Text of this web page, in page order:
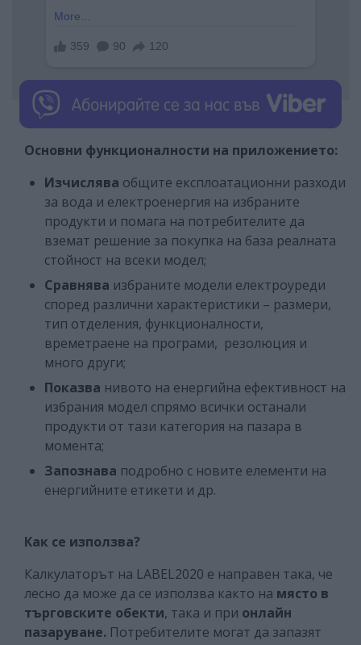
Основни функционалности на приложението:
Изчислява общите експлоатационни разходи
за вода и електроенергия на избраните
продукти и помага на потребителите да
вземат решение за покупка на база реалната
стойност на всеки модел;
Сравнява избраните модели електроуреди
според различни характеристики – размери,
тип отделения, функционалности,
времетраене на програми, резолюция и
много други;
Показва нивото на енергийна ефективност на
избрания модел спрямо всички останали
продукти от тази категория на пазара в
момента;
Запознава подробно с новите елементи на
енергийните етикети и др.
Как се използва?
Калкулаторът на LABEL2020 е направен така, че
лесно да може да се използва както на място в
търговските обекти, така и при онлайн
пазаруване. Потребителите могат да запазят